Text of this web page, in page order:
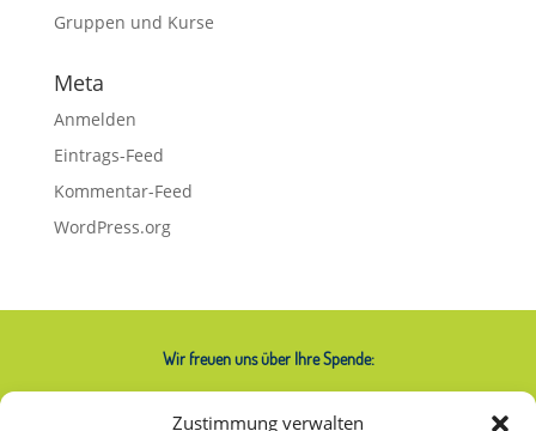
Zustimmung verwalten
Gruppen und Kurse
Meta
Anmelden
Eintrags-Feed
Kommentar-Feed
WordPress.org
Wir freuen uns über Ihre Spende: